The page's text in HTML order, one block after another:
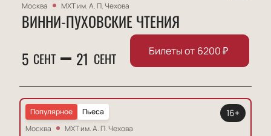
Москва
МХТ им. А. П. Чехова
ВИННИ-ПУХОВСКИЕ ЧТЕНИЯ
5 СЕНТ 21 СЕНТ Билеты от 6200₽
Пьеса
Популярное
Москва
МХТ им. А. П. Чехова
16+